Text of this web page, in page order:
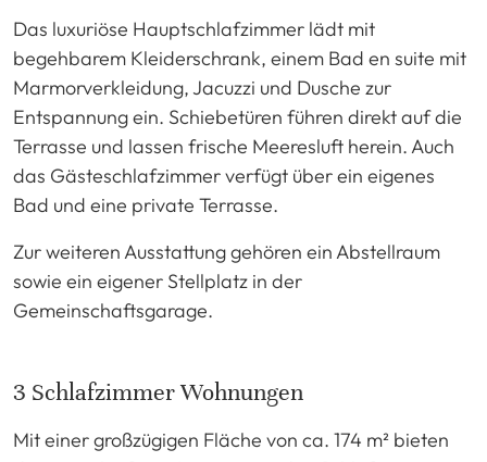
Das luxuriöse Hauptschlafzimmer lädt mit
begehbarem Kleiderschrank, einem Bad en suite mit
Marmorverkleidung, Jacuzzi und Dusche zur
Entspannung ein. Schiebetüren führen direkt auf die
Terrasse und lassen frische Meeresluft herein. Auch
das Gästeschlafzimmer verfügt über ein eigenes
Bad und eine private Terrasse.
Zur weiteren Ausstattung gehören ein Abstellraum
sowie ein eigener Stellplatz in der
Gemeinschaftsgarage.
3 Schlafzimmer Wohnungen
Mit einer großzügigen Fläche von ca. 174 m² bieten